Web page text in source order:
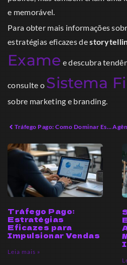
e memorável.
Para obter mais informações
estratégias eficazes de
Exame e descubra
consulte o Sistema
sobre marketing e branding.
Tráfego Pago: Como Dominar Estratégias para Vendas em 2026
Tráfego Pago:
Estratégias
Eficazes para
Impulsionar Vendas
Leia mais »